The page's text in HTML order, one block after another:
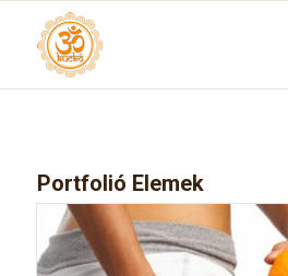
Portfolió Elemek